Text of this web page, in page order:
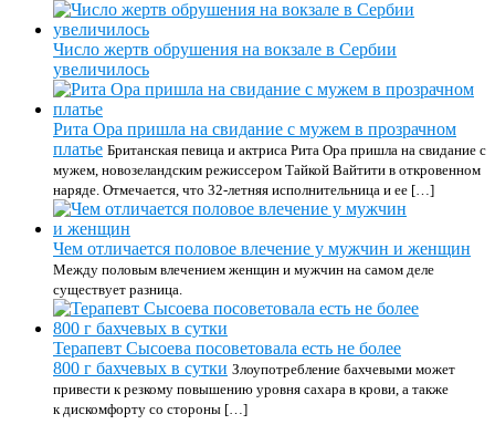
Число жертв обрушения на вокзале в Сербии
увеличилось
Рита Ора пришла на свидание с мужем в прозрачном
платье Британская певица и актриса Рита Ора пришла на свидание с
мужем, новозеландским режиссером Тайкой Вайтити в откровенном
наряде. Отмечается, что 32-летняя исполнительница и ее […]
Чем отличается половое влечение у мужчин и женщин
Между половым влечением женщин и мужчин на самом деле
существует разница.
Терапевт Сысоева посоветовала есть не более
800 г бахчевых в сутки Злоупотребление бахчевыми может
привести к резкому повышению уровня сахара в крови, а также
к дискомфорту со стороны […]